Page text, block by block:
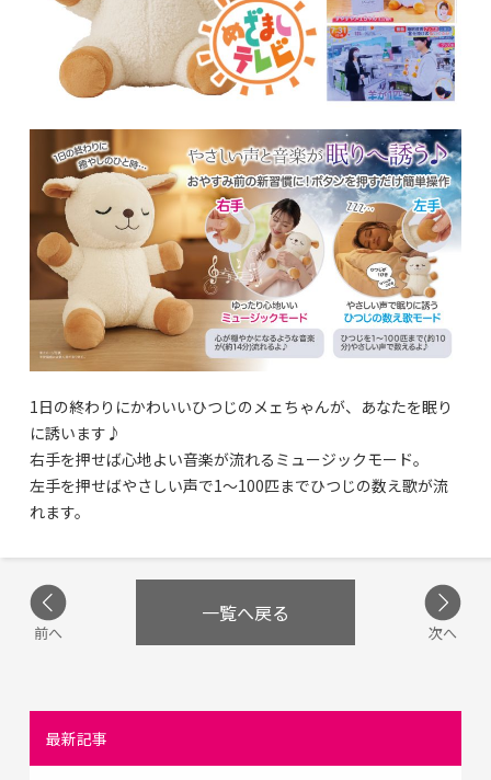
1日の終わりにかわいいひつじのメェちゃんが、あなたを眠り
に誘います♪
右手を押せば心地よい音楽が流れるミュージックモード。
左手を押せばやさしい声で1〜100匹までひつじの数え歌が流
れます。
前へ
一覧へ戻る
次へ
最新記事